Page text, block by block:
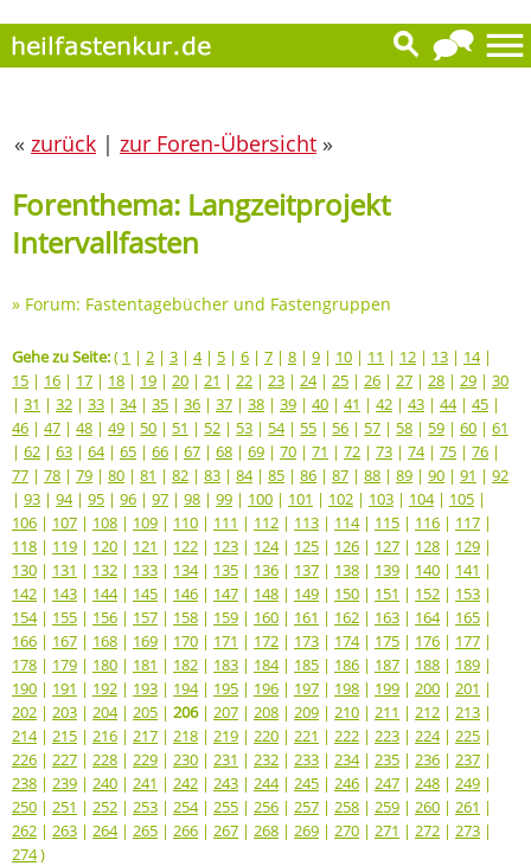
« zurück | zur Foren-Übersicht »
Forenthema: Langzeitprojekt
Intervallfasten
» Forum: Fastentagebücher und Fastengruppen
Gehe zu Seite:( 1 | 2 | 3 | 4| 5 | 6 | 7 | 8 | 9 | 10 | 11 | 12 | 13 | 14|
15 | 16 | 17 | 18 | 19 | 20 | 21 | 22 | 23 | 24| 25 | 26 | 27 | 28 | 29 | 30
| 31 | 32 | 33 | 34| 35 | 36 | 37 | 38 | 39 | 40 | 41 | 42 | 43 | 44| 45 |
46 | 47 | 48 | 49 | 50 | 51 | 52 | 53 | 54| 55 | 56 | 57 | 58 | 59 | 60 | 61
| 62 | 63 | 64| 65 | 66 | 67 | 68 | 69 | 70 | 71 | 72 | 73 | 74| 75 | 76 |
77 | 78 | 79 | 80 | 81 | 82 | 83 | 84| 85 | 86 | 87 | 88 | 89 | 90 | 91 | 92
| 93 | 94| 95 | 96 | 97 | 98 | 99 | 100 | 101 | 102 | 103 | 104| 105 |
106 | 107 | 108 | 109 | 110 | 111 | 112 | 113 | 114| 115 | 116 | 117 |
118 | 119 | 120 | 121 | 122 | 123 | 124| 125 | 126 | 127 | 128 | 129 |
130 | 131 | 132 | 133 | 134| 135 | 136 | 137 | 138 | 139 | 140 | 141 |
142 | 143 | 144| 145 | 146 | 147 | 148 | 149 | 150 | 151 | 152 | 153 |
154| 155 | 156 | 157 | 158 | 159 | 160 | 161 | 162 | 163 | 164| 165 |
166 | 167 | 168 | 169 | 170 | 171 | 172 | 173 | 174| 175 | 176 | 177 |
178 | 179 | 180 | 181 | 182 | 183 | 184| 185 | 186 | 187 | 188 | 189 |
190 | 191 | 192 | 193 | 194| 195 | 196 | 197 | 198 | 199 | 200 | 201 |
202 | 203 | 204| 205 | 206| 207 | 208 | 209 | 210 | 211 | 212 | 213 |
214| 215 | 216 | 217 | 218 | 219 | 220 | 221 | 222 | 223 | 224| 225 |
226 | 227 | 228 | 229 | 230 | 231 | 232 | 233 | 234| 235 | 236 | 237 |
238 | 239 | 240 | 241 | 242 | 243 | 244| 245 | 246 | 247 | 248 | 249 |
250 | 251 | 252 | 253 | 254| 255 | 256 | 257 | 258 | 259 | 260 | 261 |
262 | 263 | 264| 265 | 266 | 267 | 268 | 269 | 270 | 271 | 272 | 273 |
274)